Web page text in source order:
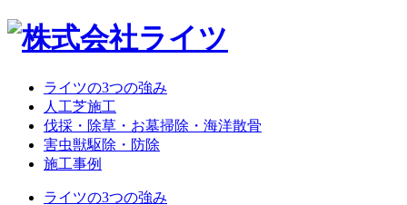
ライツの3つの強み
人工芝施工
伐採・除草・お墓掃除・海洋散骨
害虫獣駆除・防除
施工事例
ライツの3つの強み